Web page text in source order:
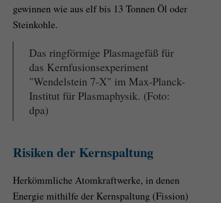
gewinnen wie aus elf bis 13 Tonnen Öl oder
Steinkohle.
Das ringförmige Plasmagefäß für
das Kernfusionsexperiment
"Wendelstein 7-X" im Max-Planck-
Institut für Plasmaphysik. (Foto:
dpa)
Risiken der Kernspaltung
Herkömmliche Atomkraftwerke, in denen
Energie mithilfe der Kernspaltung (Fission)